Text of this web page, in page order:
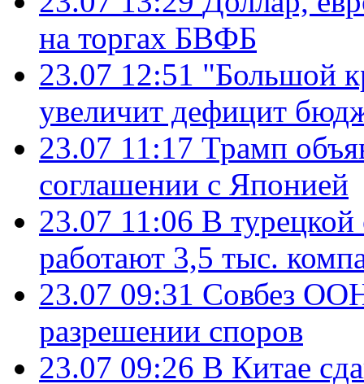
на торгах БВФБ
23.07 12:51 "Большой
увеличит дефицит
23.07 11:17 Трамп
соглашении с Японией
23.07 11:06 В
работают 3,5 тыс.
23.07 09:31 Совбез
разрешении споров
23.07 09:26 В Китае